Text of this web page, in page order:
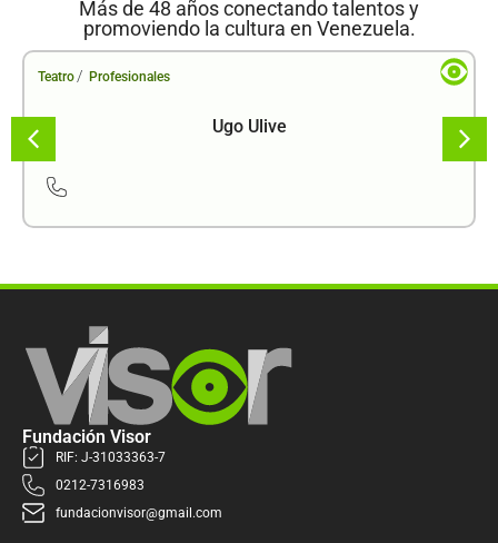
Más de 48 años conectando talentos y
promoviendo la cultura en Venezuela.
Teatro / Profesionales
Ugo Ulive
Fundación Visor
RIF: J-31033363-7
0212-7316983
fundacionvisor@gmail.com